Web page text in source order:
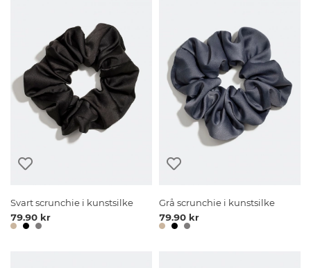
Svart scrunchie i kunstsilke
79.90 kr
Grå scrunchie i kunstsilke
79.90 kr